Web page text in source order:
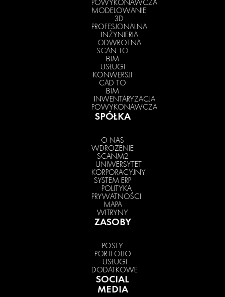
POWYKONAWCZA
MODELOWANIE
3D
PROFESJONALNA
INŻYNIERIA
ODWROTNA
SCAN TO
BIM
USŁUGI
KONWERSJI
CAD TO
BIM
INWENTARYZACJA
POWYKONAWCZA
SPÓŁKA
O NAS
WDROŻENIE
SCANM2
UNIWERSYTET
KORPORACYJNY
SYSTEM ERP
POLITYKA
PRYWATNOŚCI
MAPA
WITRYNY
ZASOBY
POSTY
PORTFOLIO
USŁUGI
DODATKOWE
SOCIAL
MEDIA